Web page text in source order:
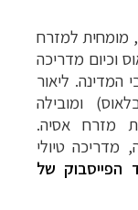
מומחית למזרח
וכיום מדריכה
המדינה. ליאור
ומובילה
מזרח אסיה.
מדריכה טיולי
הפייסבוק של